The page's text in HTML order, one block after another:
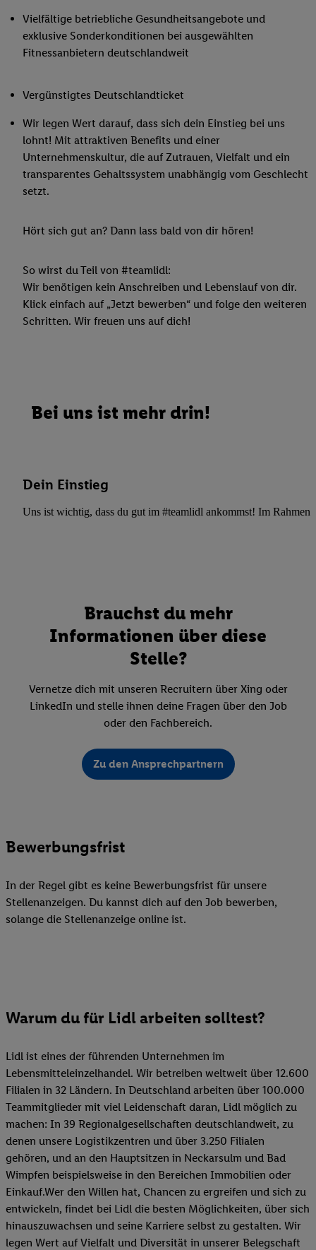
Vielfältige betriebliche Gesundheitsangebote und
exklusive Sonderkonditionen bei ausgewählten
Fitnessanbietern deutschlandweit
Vergünstigtes Deutschlandticket
Wir legen Wert darauf, dass sich dein Einstieg bei uns
lohnt! Mit attraktiven Benefits und einer
Unternehmenskultur, die auf Zutrauen, Vielfalt und ein
transparentes Gehaltssystem unabhängig vom Geschlecht
setzt.
Hört sich gut an? Dann lass bald von dir hören!
So wirst du Teil von #teamlidl:
Wir benötigen kein Anschreiben und Lebenslauf von dir.
Klick einfach auf „Jetzt bewerben“ und folge den weiteren
Schritten. Wir freuen uns auf dich!
Bei uns ist mehr drin!
Dein Einstieg
Uns ist wichtig, dass du gut im #teamlidl ankommst! Im Rahmen
Brauchst du mehr
Informationen über diese
Stelle?
Vernetze dich mit unseren Recruitern über Xing oder
LinkedIn und stelle ihnen deine Fragen über den Job
oder den Fachbereich.
Zu den Ansprechpartnern
Bewerbungsfrist
In der Regel gibt es keine Bewerbungsfrist für unsere
Stellenanzeigen. Du kannst dich auf den Job bewerben,
solange die Stellenanzeige online ist.
Warum du für Lidl arbeiten solltest?
Lidl ist eines der führenden Unternehmen im
Lebensmitteleinzelhandel. Wir betreiben weltweit über 12.600
Filialen in 32 Ländern. In Deutschland arbeiten über 100.000
Teammitglieder mit viel Leidenschaft daran, Lidl möglich zu
machen: In 39 Regionalgesellschaften deutschlandweit, zu
denen unsere Logistikzentren und über 3.250 Filialen
gehören, und an den Hauptsitzen in Neckarsulm und Bad
Wimpfen beispielsweise in den Bereichen Immobilien oder
Einkauf.Wer den Willen hat, Chancen zu ergreifen und sich zu
entwickeln, findet bei Lidl die besten Möglichkeiten, über sich
hinauszuwachsen und seine Karriere selbst zu gestalten. Wir
legen Wert auf Vielfalt und Diversität in unserer Belegschaft